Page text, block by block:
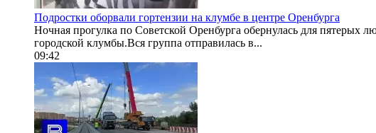
Подростки оборвали гортензии на клумбе в центре Оренбурга
Ночная прогулка по Советской Оренбурга обернулась для
городской клумбы.Вся группа отправилась в...
09:42